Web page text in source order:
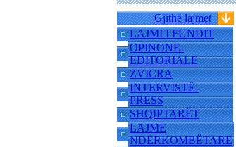
Gjithë lajmet
LAJMI I FUNDIT
OPINONE-
EDITORIALE
ZVICRA
INTERVISTË-
PRESS
SHQIPTARËT
LAJME
NDËRKOMBËTARE